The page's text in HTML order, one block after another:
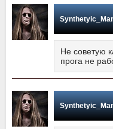
Не советую
прога не